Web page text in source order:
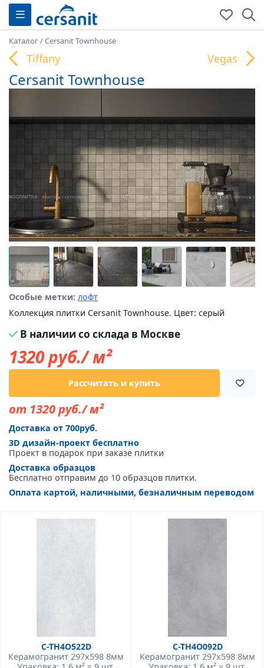
Каталог/Cersanit Townhouse
Tiffany Vegas
Cersanit Townhouse
Особые метки: лофт
Коллекция плитки Cersanit Townhouse. Цвет: серый
В наличии со склада в Москве
1320руб./ м²
Рассчитать и купить
от 1320 руб./ м²
Доставка от 700руб.
3D дизайн-проект бесплатно
Проект в подарок при заказе плитки
Доставка образцов
Бесплатно отправим до 10 образцов плитки.
Оплата картой, наличными, безналичным переводом
C-TH4O522D
Керамогранит 297x598 8мм
C-TH4O092D
Керамогранит 297x598 8мм